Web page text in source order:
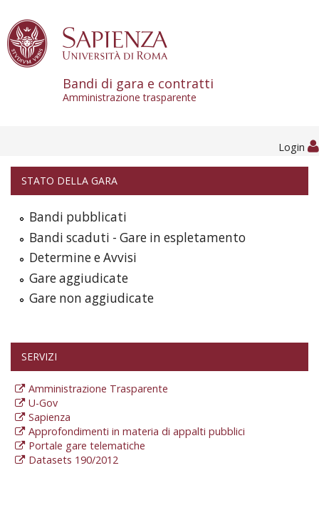
Bandi di gara e contratti
Amministrazione trasparente
Login
STATO DELLA GARA
Bandi pubblicati
Bandi scaduti - Gare in espletamento
Determine e Avvisi
Gare aggiudicate
Gare non aggiudicate
SERVIZI
Amministrazione Trasparente
U-Gov
Sapienza
Approfondimenti in materia di appalti pubblici
Portale gare telematiche
Datasets 190/2012